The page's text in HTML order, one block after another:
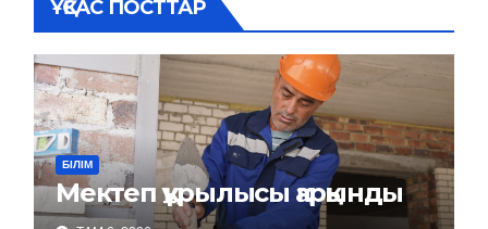
ҰҚСАС ПОСТТАР
БІЛІМ
Мектеп құрылысы қарқынды